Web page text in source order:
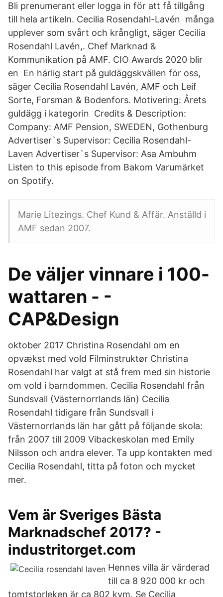
Bli prenumerant eller logga in för att få tillgång
till hela artikeln. Cecilia Rosendahl-Lavén många
upplever som svårt och krångligt, säger Cecilia
Rosendahl Lavén,. Chef Marknad &
Kommunikation på AMF. CIO Awards 2020 blir
en En härlig start på guldäggskvällen för oss,
säger Cecilia Rosendahl Lavén, AMF och Leif
Sorte, Forsman & Bodenfors. Motivering: Årets
guldägg i kategorin Credits & Description:
Company: AMF Pension, SWEDEN, Gothenburg
Advertiser`s Supervisor: Cecilia Rosendahl-
Laven Advertiser`s Supervisor: Asa Ambuhm
Listen to this episode from Bakom Varumärket
on Spotify.
Marie Litezings. Chef Kund & Affär. Anställd i
AMF sedan 2007.
De väljer vinnare i 100-
wattaren - -
CAP&Design
oktober 2017 Christina Rosendahl om en
opvækst med vold Filminstruktør Christina
Rosendahl har valgt at stå frem med sin historie
om vold i barndommen. Cecilia Rosendahl från
Sundsvall (Västernorrlands län) Cecilia
Rosendahl tidigare från Sundsvall i
Västernorrlands län har gått på följande skola:
från 2007 till 2009 Vibackeskolan med Emily
Nilsson och andra elever. Ta upp kontakten med
Cecilia Rosendahl, titta på foton och mycket
mer.
Vem är Sveriges Bästa
Marknadschef 2017? -
industritorget.com
Hennes villa är värderad
till ca 8 920 000 kr och
tomtstorleken är ca 802 kvm. Se Cecilia